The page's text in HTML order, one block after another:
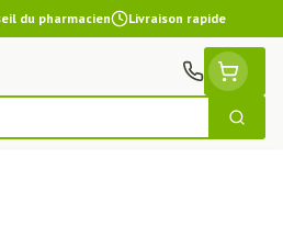
du pharmacien Livraison rapide